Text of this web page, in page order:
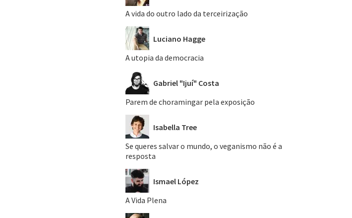
A vida do outro lado da terceirização
Luciano Hagge
A utopia da democracia
Gabriel "Ijuí" Costa
Parem de choramingar pela exposição
Isabella Tree
Se queres salvar o mundo, o veganismo não é a
resposta
Ismael López
A Vida Plena